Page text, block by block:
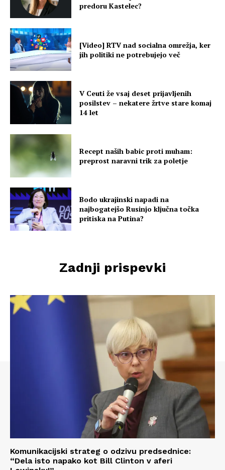
predoru Kastelec?
[Video] RTV nad socialna omrežja, ker
jih politiki ne potrebujejo več
V Ceuti že vsaj deset prijavljenih
posilstev – nekatere žrtve stare komaj
14 let
Recept naših babic proti muham:
preprost naravni trik za poletje
Bodo ukrajinski napadi na
najbogatejšo Rusinjo ključna točka
pritiska na Putina?
Zadnji prispevki
Komunikacijski strateg o odzivu predsednice:
“Dela isto napako kot Bill Clinton v aferi